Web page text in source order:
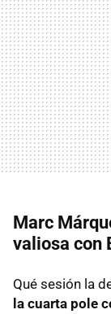
Marc
valiosa con
Qué sesión la
la cuarta pole